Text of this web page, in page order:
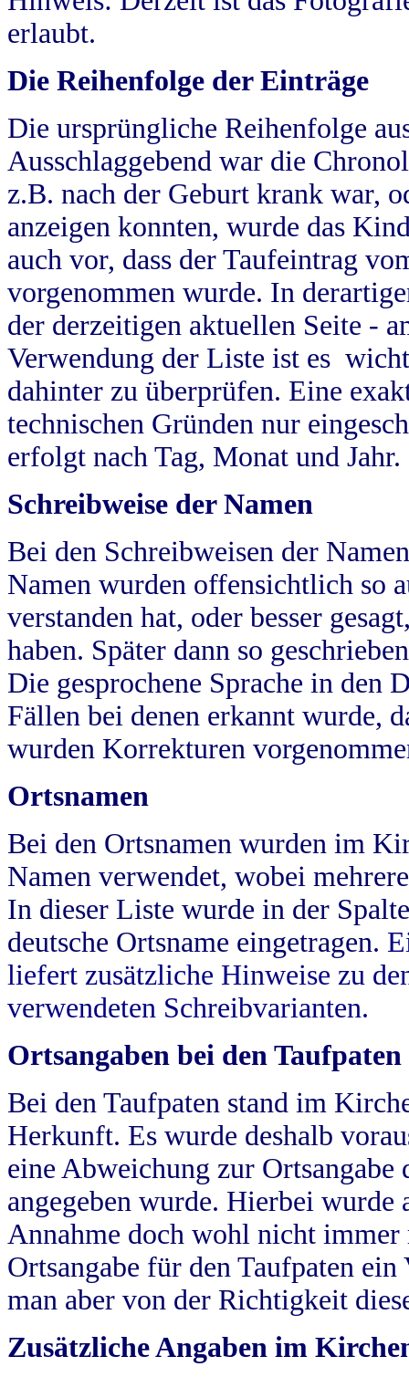
erlaubt.
Die Reihenfolge der Einträge
Die ursprüngliche Reihenfolge
Ausschlaggebend war die
z.B. nach der Geburt krank war,
anzeigen konnten, wurde das
auch vor, dass der Taufeintrag
vorgenommen wurde. In
der derzeitigen aktuellen Seite -
Verwendung der Liste ist es
dahinter zu überprüfen. Eine
technischen Gründen nur
erfolgt nach Tag, Monat und Jahr.
Schreibweise der Namen
Bei den Schreibweisen der
Namen wurden offensichtlich so
verstanden hat, oder besser
haben. Später dann so
Die gesprochene Sprache in
Fällen bei denen erkannt wurde,
wurden Korrekturen
Ortsnamen
Bei den Ortsnamen wurden im
Namen verwendet, wobei
In dieser Liste wurde in der
deutsche Ortsname eingetragen.
liefert zusätzliche Hinweise zu
verwendeten Schreibvarianten.
Ortsangaben bei den Taufpaten
Bei den Taufpaten stand im
Herkunft. Es wurde deshalb
eine Abweichung zur
angegeben wurde. Hierbei wurde
Annahme doch wohl nicht
Ortsangabe für den Taufpaten
man aber von der Richtigkeit
Zusätzliche Angaben im